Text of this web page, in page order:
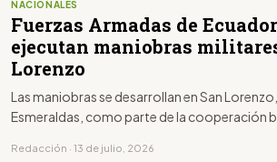
NACIONALES
Fuerzas Armadas de
ejecutan maniobras
Lorenzo
Las maniobras se desarrollan en San
Esmeraldas, como parte de la cooperación
Redacción · 13 de julio, 2026